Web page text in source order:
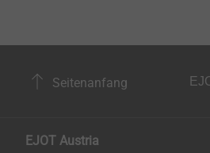
Seitenanfang
EJOT Austria